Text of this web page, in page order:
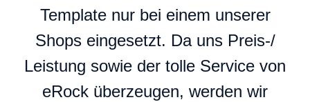
Template nur bei einem unserer
Shops eingesetzt. Da uns Preis-/
Leistung sowie der tolle Service von
eRock überzeugen, werden wir